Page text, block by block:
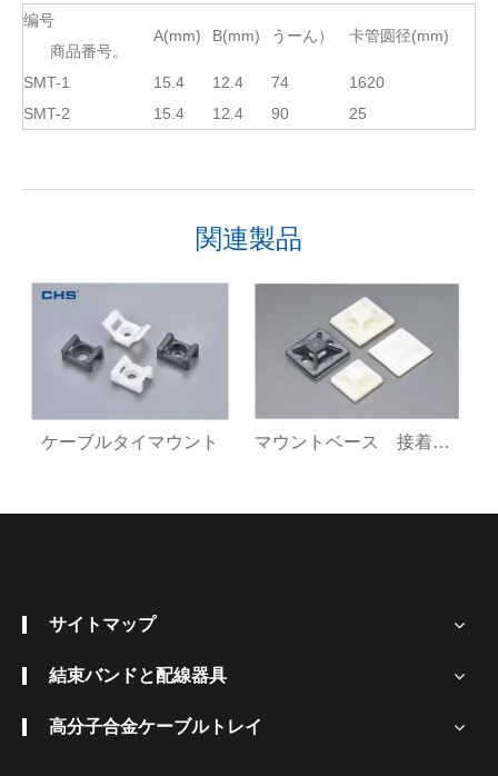
编号
商品番号。
A(mm) B(mm) うーん） 卡管圆径(mm)
SMT-1 15.4 12.4 74
1620
SMT-2
15.4 12.4 90 25
関連製品
マウントベース 接着タイプ P型 プラグ
サイトマップ
結束バンドと配線器具
高分子合金ケーブルトレイ